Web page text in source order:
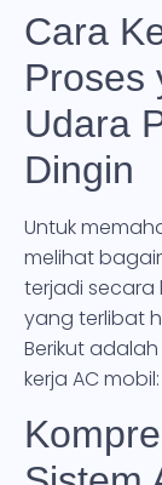
Cara
Proses
Udara
Dingin
Untuk
melihat
terjadi secara
yang terlibat
Berikut
kerja AC mobil: